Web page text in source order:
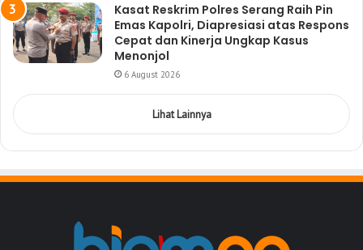
Kasat Reskrim Polres Serang Raih Pin
Emas Kapolri, Diapresiasi atas Respons
Cepat dan Kinerja Ungkap Kasus
Menonjol
6 August 2026
Lihat Lainnya